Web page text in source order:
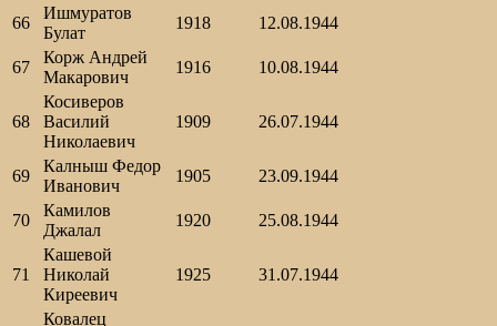
66
Ишмуратов
Булат
1918 12.08.1944
67
Корж Андрей
Макарович
1916 10.08.1944
68
Косиверов
Василий
Николаевич
1909 26.07.1944
69
Калныш Федор
Иванович
1905 23.09.1944
70
Камилов
Джалал
1920 25.08.1944
71
Кашевой
Николай
Киреевич
1925 31.07.1944
Ковалец